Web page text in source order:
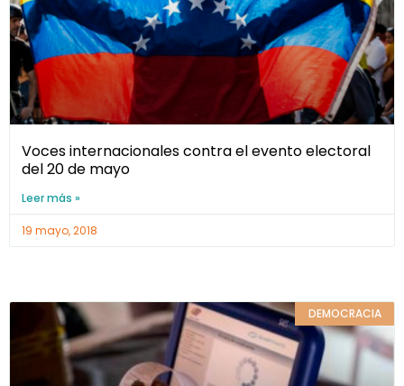
Voces internacionales contra el evento electoral
del 20 de mayo
Leer más »
19 mayo, 2018
DEMOCRACIA